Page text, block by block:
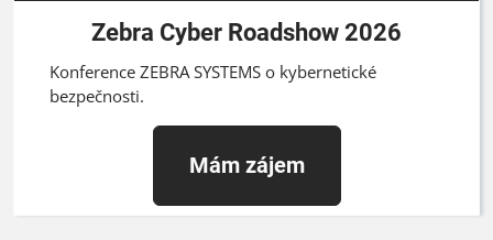
Zebra Cyber Roadshow 2026
Konference ZEBRA SYSTEMS o kybernetické
bezpečnosti.
Mám zájem